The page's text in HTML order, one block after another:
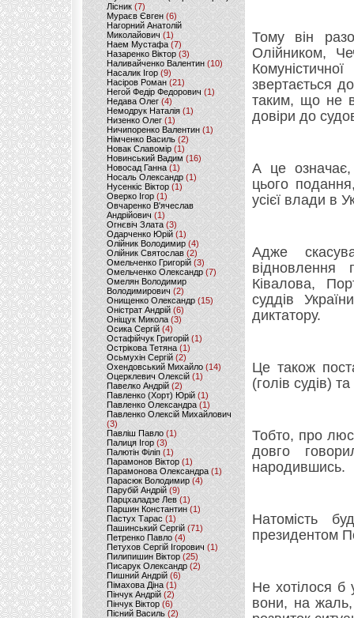
Лісник (7)
Мураєв Євген(6)
Нагорний Анатолій
Миколайович (1)
Наем Мустафа (7)
Назаренко Віктор (3)
Наливайченко Валентин (10)
Насалик Ігор(9)
Насіров Роман (21)
Негой Федір Федорович(1)
Недава Олег(4)
Немодрук Наталія(1)
Низенко Олег (1)
Ничипоренко Валентин (1)
Німченко Василь (2)
Новак Славомір (1)
Новинський Вадим (16)
Новосад Ганна (1)
Носаль Олександр (1)
Нусенкіс Віктор (1)
Оверко Ігор (1)
Овчаренко В'ячеслав
Андрійович(1)
Огнєвіч Злата (3)
Одарченко Юрій(1)
Олійник Володимир (4)
Олійник Святослав (2)
Омельченко Григорій (3)
Омельченко Олександр(7)
Омелян Володимир
Володимирович (2)
Онищенко Олександр (15)
Оністрат Андрій (6)
Оніщук Микола (3)
Осика Сергій(4)
Остафійчук Григорій(1)
Острікова Тетяна (1)
Осьмухін Сергій (2)
Охендовський Михайло (14)
Оцерклевич Олексій (1)
Павелко Андрій (2)
Павленко (Хорт) Юрій (1)
Павленко Олександра (1)
Павленко Олексій Михайлович
(3)
Павліш Павло(1)
Палиця Ігор (3)
Палютін Філіп(1)
Парамонов Віктор (1)
Парамонова Олександра(1)
Парасюк Володимир(4)
Парубій Андрій (9)
Парцхаладзе Лев (1)
Паршин Константин(1)
Пастух Тарас (1)
Пашинський Сергій (71)
Петренко Павло (4)
Петухов Сергій Ігорович (1)
Пилипишин Віктор(25)
Писарук Олександр(2)
Пишний Андрій (6)
Пімахова Діна(1)
Пінчук Андрій(2)
Пінчук Віктор (6)
Пісний Василь (2)
Тому він
Олійником,
звертається
таким, що не
довіри до
А це означає,
цього
усієї влади в
Адже
Ківалова,
суддів
диктатору.
Це також
(голів судів)
Тобто, про
довго
народившись.
Натомість
президентом
Не хотілося б
вони, на